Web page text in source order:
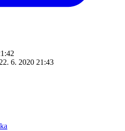
22. 6. 2020 21:43